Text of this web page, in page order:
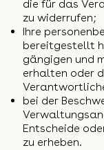
die für das
zu widerrufen;
Ihre
bereitgestellt
gängigen und
erhalten oder
bei der
Entscheide
zu erheben.